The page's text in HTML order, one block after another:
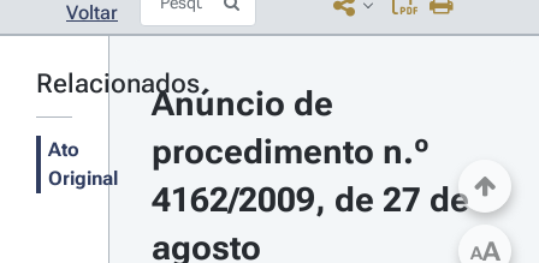
Voltar
Relacionados
Ato
Original
Anúncio de
procedimento n.º
4162/2009, de 27 de
agosto
AA